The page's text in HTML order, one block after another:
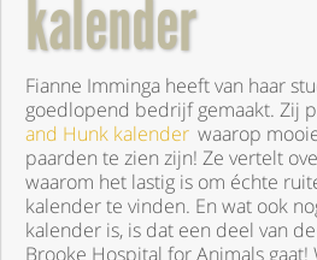
kalender
Fianne Imminga heeft van haar
goedlopend bedrijf gemaakt. Zij
and Hunk kalender waarop
paarden te zien zijn! Ze vertelt
waarom het lastig is om échte
kalender te vinden. En wat ook
kalender is, is dat een deel van
Brooke Hospital for Animals gaat!